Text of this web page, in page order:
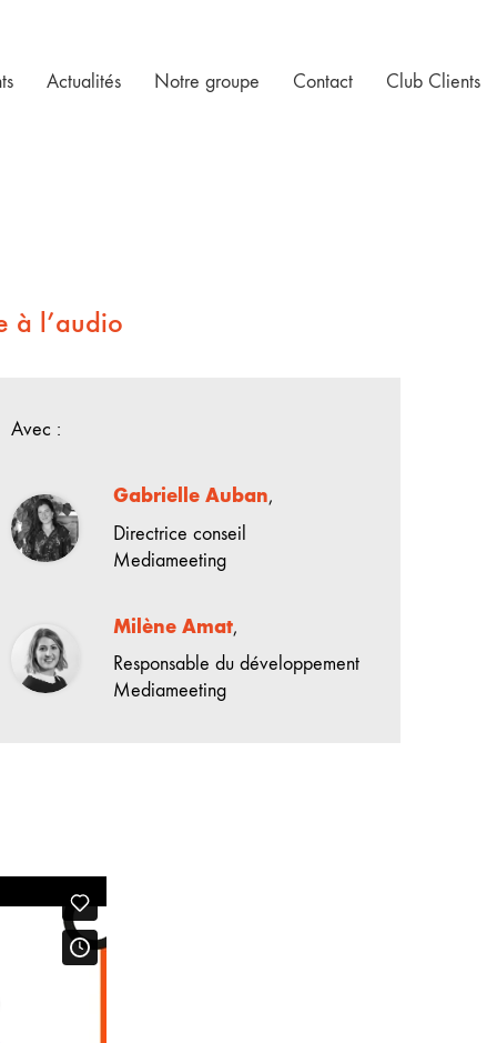
Actualités Notre groupe Contact Club Clients
à l’audio
Avec :
Gabrielle Auban,
Directrice conseil
Mediameeting
Milène Amat,
Responsable du développement
Mediameeting